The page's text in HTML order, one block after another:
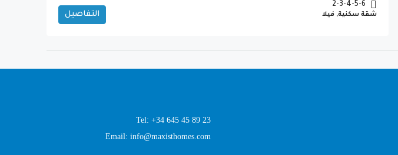
2-3-4-5-6
شقة سكنية, فيلا التفاصيل
Tel: +34 645 45 89 23
Email: info@maxisthomes.com